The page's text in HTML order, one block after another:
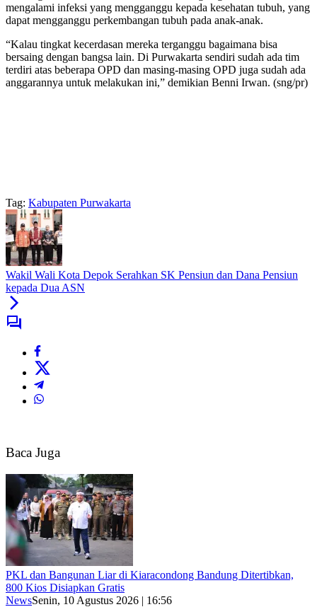
mengalami infeksi yang mengganggu kepada kesehatan tubuh, yang
dapat mengganggu perkembangan tubuh pada anak-anak.
“Kalau tingkat kecerdasan mereka terganggu bagaimana bisa
bersaing dengan bangsa lain. Di Purwakarta sendiri sudah ada tim
terdiri atas beberapa OPD dan masing-masing OPD juga sudah ada
anggarannya untuk melakukan ini,” demikian Benni Irwan. (sng/pr)
Tag: Kabupaten Purwakarta
Wakil Wali Kota Depok Serahkan SK Pensiun dan Dana Pensiun
kepada Dua ASN
Baca Juga
PKL dan Bangunan Liar di Kiaracondong Bandung Ditertibkan,
800 Kios Disiapkan Gratis
NewsSenin, 10 Agustus 2026 | 16:56